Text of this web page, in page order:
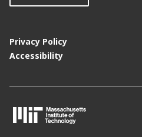
Privacy Policy
Accessibility